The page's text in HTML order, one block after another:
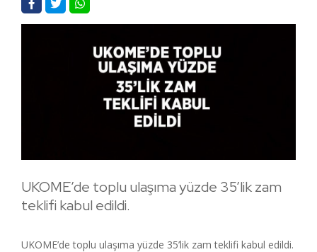
UKOME’de toplu ulaşıma yüzde 35’lik zam
teklifi kabul edildi.
UKOME’de toplu ulaşıma yüzde 35’lik zam teklifi kabul edildi.